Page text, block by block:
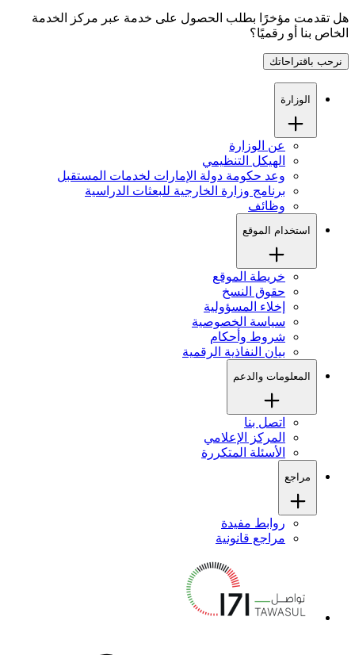
هل تقدمت مؤخرًا بطلب الحصول على خدمة عبر مركز الخدمة
الخاص بنا أو رقميًا؟
نرحب باقتراحاتك
الوزارة
عن الوزارة
الهيكل التنظيمي
وعد حكومة دولة الإمارات لخدمات المستقبل
برنامج وزارة الخارجية للبعثات الدراسية
وظائف
استخدام الموقع
خريطة الموقع
حقوق النسخ
إخلاء المسؤولية
سياسة الخصوصية
شروط وأحكام
بيان النفاذية الرقمية
المعلومات والدعم
اتصل بنا
المركز الإعلامي
الأسئلة المتكررة
مراجع
روابط مفيدة
مراجع قانونية